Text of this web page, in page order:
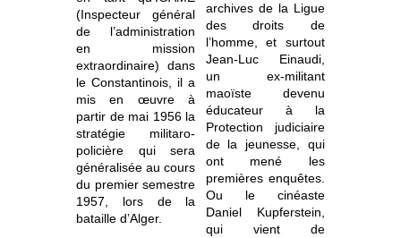
(Inspecteur général
de l’administration
en mission
extraordinaire) dans
le Constantinois, il a
mis en œuvre à
partir de mai 1956 la
stratégie militaro-
policière qui sera
généralisée au cours
du premier semestre
1957, lors de la
bataille d’Alger.
archives de la Ligue
des droits de
l’homme, et surtout
Jean-Luc Einaudi,
un ex-militant
maoïste devenu
éducateur à la
Protection judiciaire
de la jeunesse, qui
ont mené les
premières enquêtes.
Ou le cinéaste
Daniel Kupferstein,
qui vient de